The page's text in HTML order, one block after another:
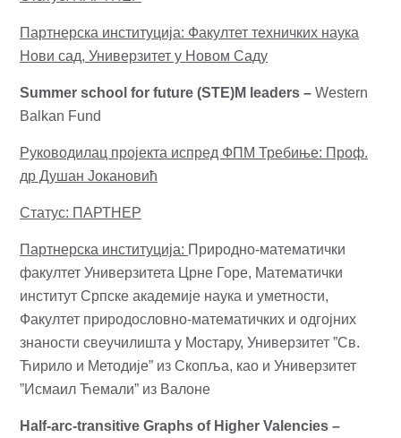
Партнерска институција: Факултет техничких наука
Нови сад, Универзитет у Новом Саду
Summer school for future (STE)M leaders – Western
Balkan Fund
Руководилац пројекта испред ФПМ Требиње: Проф.
др Душан Јокановић
Статус: ПАРТНЕР
Партнерска институција: Природно-математички
факултет Универзитета Црне Горе, Математички
институт Српске академије наука и уметности,
Факултет природословно-математичких и одгојних
знаности свеучилишта у Мостару, Универзитет ”Св.
Ћирило и Методије” из Скопља, као и Универзитет
”Исмаил Ћемали” из Валоне
Half-arc-transitive Graphs of Higher Valencies –